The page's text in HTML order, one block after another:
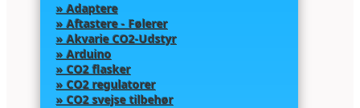
» Adaptere
» Aftastere - Følerer
» Akvarie CO2-Udstyr
» Arduino
» CO2 flasker
» CO2 regulatorer
» CO2 svejse tilbehør